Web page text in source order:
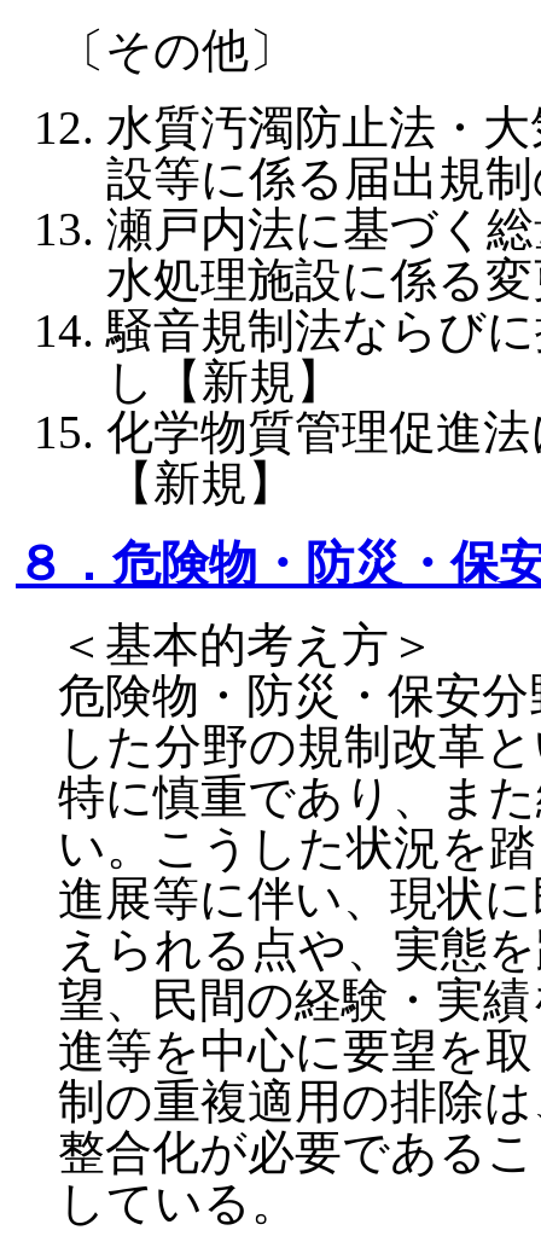
〔その他〕
水質汚濁防止法・
設等に係る届出規
瀬戸内法に基づく
水処理施設に係る
騒音規制法ならび
し【新規】
化学物質管理促進
【新規】
８．危険物・防災・保
＜基本的考え方＞
危険物・防災・保安
した分野の規制改革
特に慎重であり、ま
い。こうした状況を
進展等に伴い、現状
えられる点や、実態
望、民間の経験・実
進等を中心に要望を
制の重複適用の排除
整合化が必要である
している。